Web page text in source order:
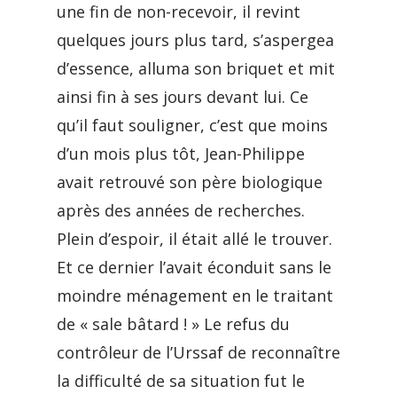
une fin de non-recevoir, il revint
quelques jours plus tard, s’aspergea
d’essence, alluma son briquet et mit
ainsi fin à ses jours devant lui. Ce
qu’il faut souligner, c’est que moins
d’un mois plus tôt, Jean-Philippe
avait retrouvé son père biologique
après des années de recherches.
Plein d’espoir, il était allé le trouver.
Et ce dernier l’avait éconduit sans le
moindre ménagement en le traitant
de « sale bâtard ! » Le refus du
contrôleur de l’Urssaf de reconnaître
la difficulté de sa situation fut le